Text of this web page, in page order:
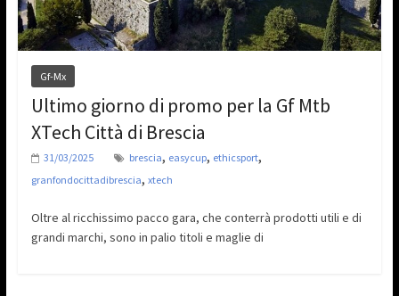
Gf-Mx
Ultimo giorno di promo per la Gf Mtb
XTech Città di Brescia
31/03/2025 brescia, easycup, ethicsport,
granfondocittadibrescia, xtech
Oltre al ricchissimo pacco gara, che conterrà prodotti utili e di
grandi marchi, sono in palio titoli e maglie di